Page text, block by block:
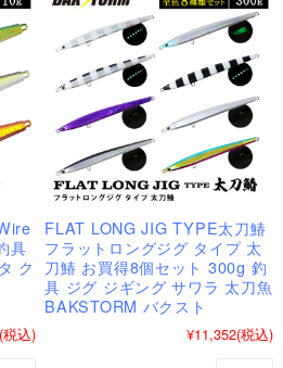
具
ク
税込)
FLAT LONG JIG TYPE太刀鰆
フラットロングジグ タイプ 太
刀鰆 お買得8個セット 300g 釣
具 ジグ ジギング サワラ 太刀魚
BAKSTORM バクスト
¥11,352(税込)